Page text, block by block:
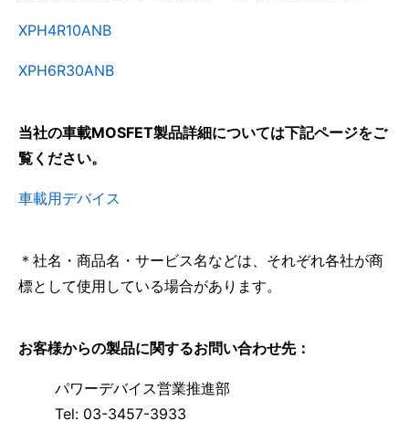
XPH4R10ANB
XPH6R30ANB
当社の車載MOSFET製品詳細については下記ページをご
覧ください。
車載用デバイス
＊社名・商品名・サービス名などは、それぞれ各社が商
標として使用している場合があります。
お客様からの製品に関するお問い合わせ先：
パワーデバイス営業推進部
Tel: 03-3457-3933